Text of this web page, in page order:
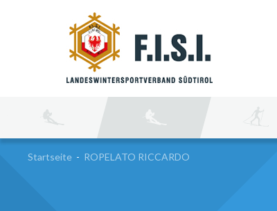
Startseite - ROPELATO RICCARDO